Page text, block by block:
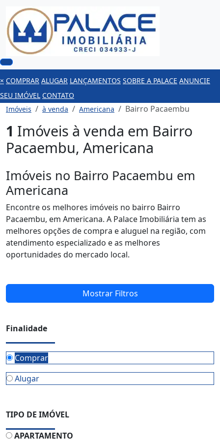
× COMPRAR ALUGAR LANÇAMENTOS SOBRE A PALACE ANUNCIE
SEU IMÓVEL CONTATO
Imóveis
à venda Americana Bairro Pacaembu
1 Imóveis à venda em Bairro
Pacaembu, Americana
Imóveis no Bairro Pacaembu em
Americana
Encontre os melhores imóveis no bairro Bairro
Pacaembu, em Americana. A Palace Imobiliária tem as
melhores opções de compra e aluguel na região, com
atendimento especializado e as melhores
oportunidades do mercado local.
Mostrar Filtros
Finalidade
Comprar
Alugar
TIPO DE IMÓVEL
APARTAMENTO